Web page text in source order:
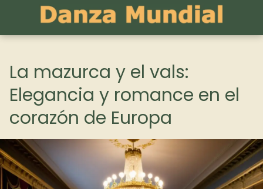
La mazurca y el vals:
Elegancia y romance en el
corazón de Europa